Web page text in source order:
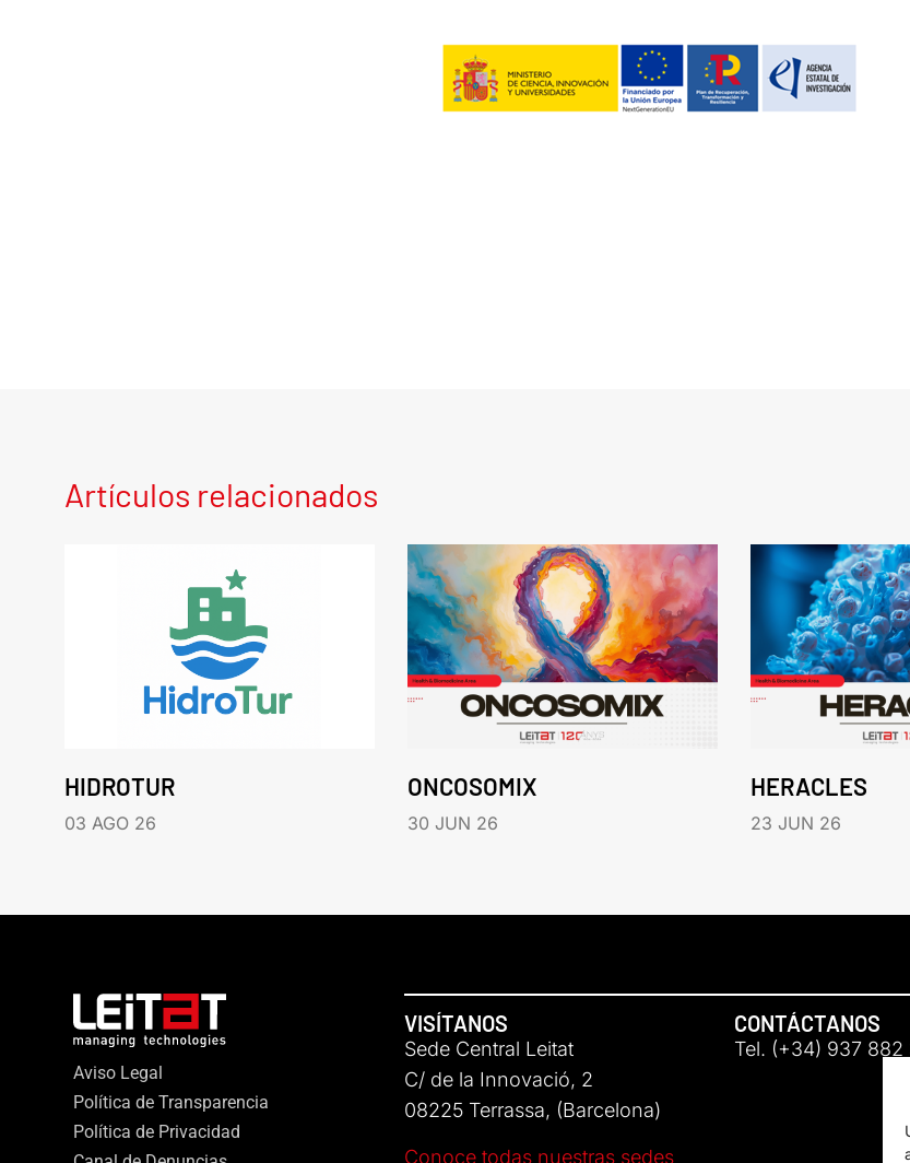
Artículos relacionados
HIDROTUR
03 AGO 26
ONCOSOMIX
30 JUN 26
HERACLES
23 JUN 26
Aviso Legal
Política de Transparencia
Política de Privacidad
VISÍTANOS
Sede Central Leitat
C/ de la Innovació, 2
08225 Terrassa, (Barcelona)
Conoce todas nuestras sedes
CONTÁCTANOS
Tel. (+34) 937 882